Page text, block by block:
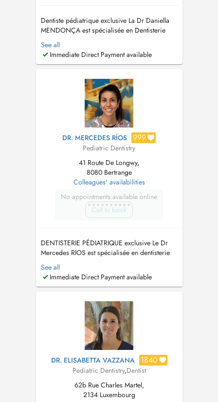
Dentiste pédiatrique exclusive La Dr Daniella
MENDONÇA est spécialisée en Dentisterie
Pédiatrique, en se basant sur une approche
PRÉVENTIVE des lésions carieuses et des
malocclusions. Elle travaille en tant que dentiste
pédodontiste exclusive. Elle est h...
See all
Immediate Direct Payment available
DR. MERCEDES RÍOS 999
Pediatric Dentistry
41 Route De Longwy,
8080 Bertrange
Colleagues' availabilities
No appointments available online
Call to book
DENTISTERIE PÉDIATRIQUE exclusive Le Dr
Mercedes RIOS est spécialisée en dentisterie
pédiatrique; elle a reçu une formation
spécifique de plusieurs années et sa pratique
quotidienne est exclusivement réservée aux
jusquà la fin de ladolescence. En c...
See all
Immediate Direct Payment available
DR. ELISABETTA VAZZANA 1840
Pediatric Dentistry,Dentist
62b Rue Charles Martel,
2134 Luxembourg